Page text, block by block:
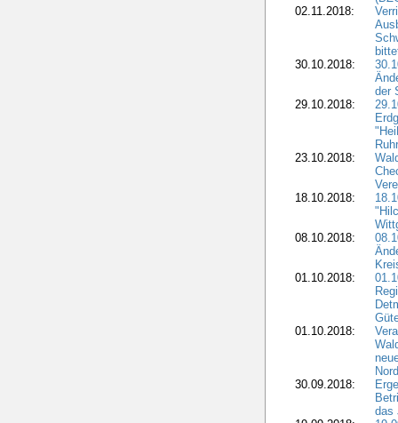
02.11.2018:
30.10.2018:
der
29.10.2018:
23.10.2018:
18.10.2018:
08.10.2018:
01.10.2018:
01.10.2018:
30.09.2018:
das